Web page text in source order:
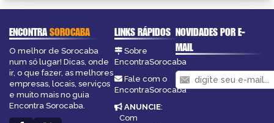
ENCONTRASOROCABA
O melhor de Sorocaba
num só lugar! Dicas, onde
ir, o que fazer, as melhores
empresas, locais, serviços
e muito mais no guia
Encontra Sorocaba.
LINKS RÁPIDOS
Sobre
EncontraSorocaba
Fale com o
EncontraSorocaba
ANUNCIE:
Com
NOVIDADES POR E-
MAIL